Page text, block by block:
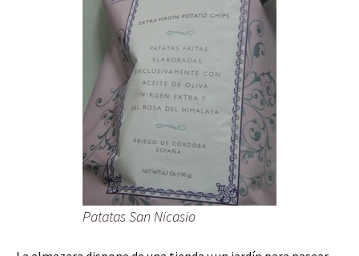
Patatas San Nicasio